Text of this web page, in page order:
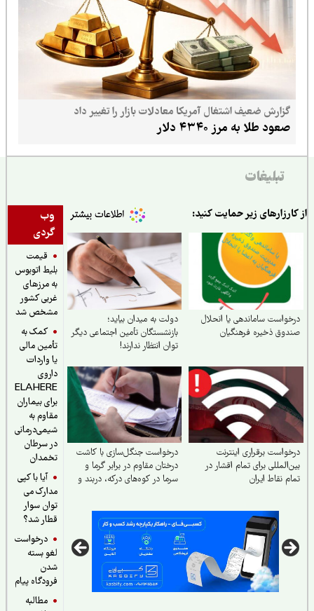
آمریکا معادلات بازار را تغییر داد
۴۳۴۰ دلار
وب
گردی
قیمت
بلیط اتوبوس
به مرزهای
غربی کشور
مشخص شد
کمک به
تأمین مالی
داروی
ELAHERE
برای بیماران
مقاوم به
شیمی‌درمانی
در سرطان
تخمدان
آیا با کپی
قطار شد؟
درخواست
لغو بسته
شدن
فرودگاه پیام
حمایت کنید:
یا انحلال
دولت به میدان بیاید؛
بازنشستگان تأمین اجتماعی دیگر
اینترنت
اقشار در
درخواست جنگل‌سازی با کاشت
درختان مقاوم در برابر گرما و
سرما در کوه‌های درکه، دربند و